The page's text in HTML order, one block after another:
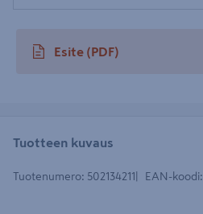
Esite (PDF)
avautuu uuteen välilehteen
Tuotteen kuvaus
Tuotenumero: 502134211 EAN-koodi: